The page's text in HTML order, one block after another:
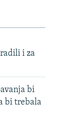
i za
bi
bi trebala